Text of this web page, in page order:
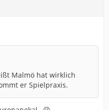
Malmö hat wirklich
er Spielpraxis.